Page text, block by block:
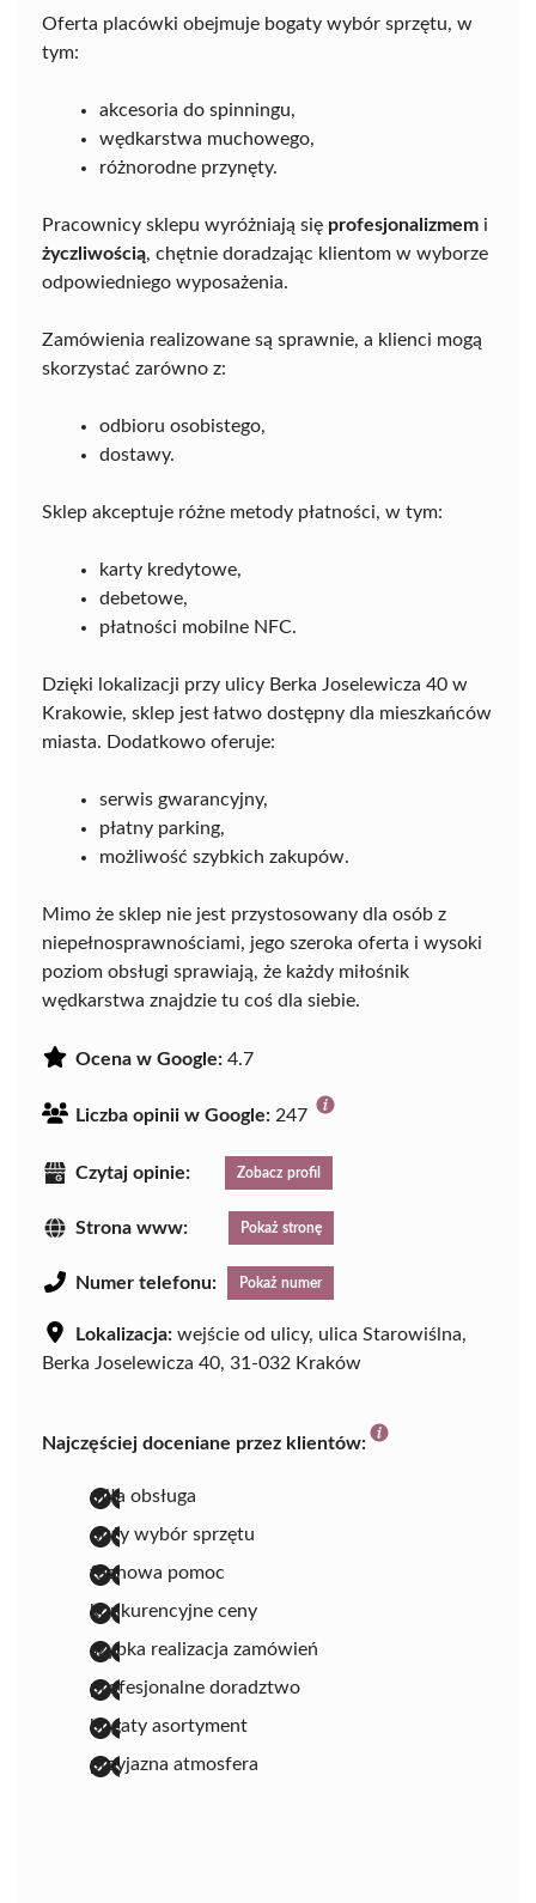
Oferta placówki obejmuje bogaty wybór sprzętu, w
tym:
akcesoria do spinningu,
wędkarstwa muchowego,
różnorodne przynęty.
Pracownicy sklepu wyróżniają się profesjonalizmem i
życzliwością, chętnie doradzając klientom w wyborze
odpowiedniego wyposażenia.
Zamówienia realizowane są sprawnie, a klienci mogą
skorzystać zarówno z:
odbioru osobistego,
dostawy.
Sklep akceptuje różne metody płatności, w tym:
karty kredytowe,
debetowe,
płatności mobilne NFC.
Dzięki lokalizacji przy ulicy Berka Joselewicza 40 w
Krakowie, sklep jest łatwo dostępny dla mieszkańców
miasta. Dodatkowo oferuje:
serwis gwarancyjny,
płatny parking,
możliwość szybkich zakupów.
Mimo że sklep nie jest przystosowany dla osób z
niepełnosprawnościami, jego szeroka oferta i wysoki
poziom obsługi sprawiają, że każdy miłośnik
wędkarstwa znajdzie tu coś dla siebie.
Ocena w Google: 4.7
Liczba opinii w Google: 247
Czytaj opinie: Zobacz profil
Strona www: Pokaż stronę
Numer telefonu: Pokaż numer
Lokalizacja: wejście od ulicy, ulica Starowiślna,
Berka Joselewicza 40, 31-032 Kraków
Najczęściej doceniane przez klientów:
miła obsługa
duży wybór sprzętu
fachowa pomoc
konkurencyjne ceny
szybka realizacja zamówień
profesjonalne doradztwo
bogaty asortyment
przyjazna atmosfera